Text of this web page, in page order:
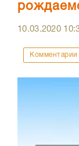
10.03.2020
Комментарии